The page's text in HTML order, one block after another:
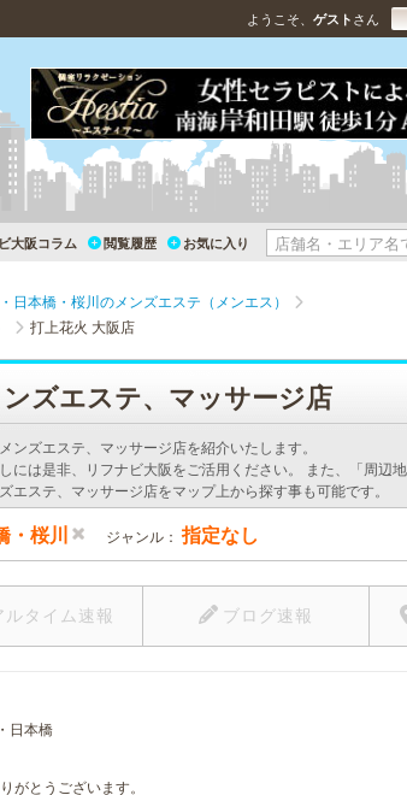
ようこそ、 ゲスト さん
大阪コラム 閲覧履歴 お気に入り
日本橋・桜川のメンズエステ（メンエス）
打上花火 大阪店
ズエステ、マッサージ店
ズエステ、マッサージ店を紹介いたします。
には是非、リフナビ大阪をご活用ください。 また、「周辺
ステ、マッサージ店をマップ上から探す事も可能です。
・桜川 ジャンル： 指定なし
ルタイム速報 ブログ速報
日本橋
がとうございます。